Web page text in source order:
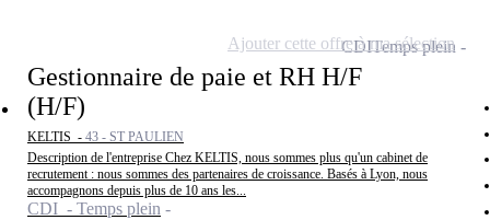
Gestionnaire de paie et RH H/F
(H/F)
KELTIS - 43 - ST PAULIEN
Description de l'entreprise Chez KELTIS, nous sommes plus qu'un cabinet de
recrutement : nous sommes des partenaires de croissance. Basés à Lyon, nous
accompagnons depuis plus de 10 ans les...
CDI - Temps plein
CDITemps plein
Ajouter cette offre à ma sélection